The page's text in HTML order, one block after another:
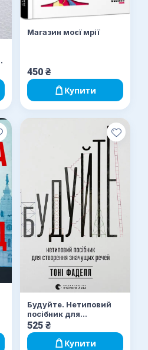
Магазин моєї мрії
450 ₴
Купити
Будуйте. Нетиповий
посібник для
створення значущих
речей
525 ₴
Купити